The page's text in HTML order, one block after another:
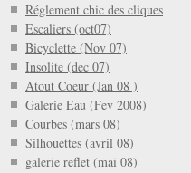
Réglement chic des cliques
Escaliers (oct07)
Bicyclette (Nov 07)
Insolite (dec 07)
Atout Coeur (Jan 08 )
Galerie Eau (Fev 2008)
Courbes (mars 08)
Silhouettes (avril 08)
galerie reflet (mai 08)